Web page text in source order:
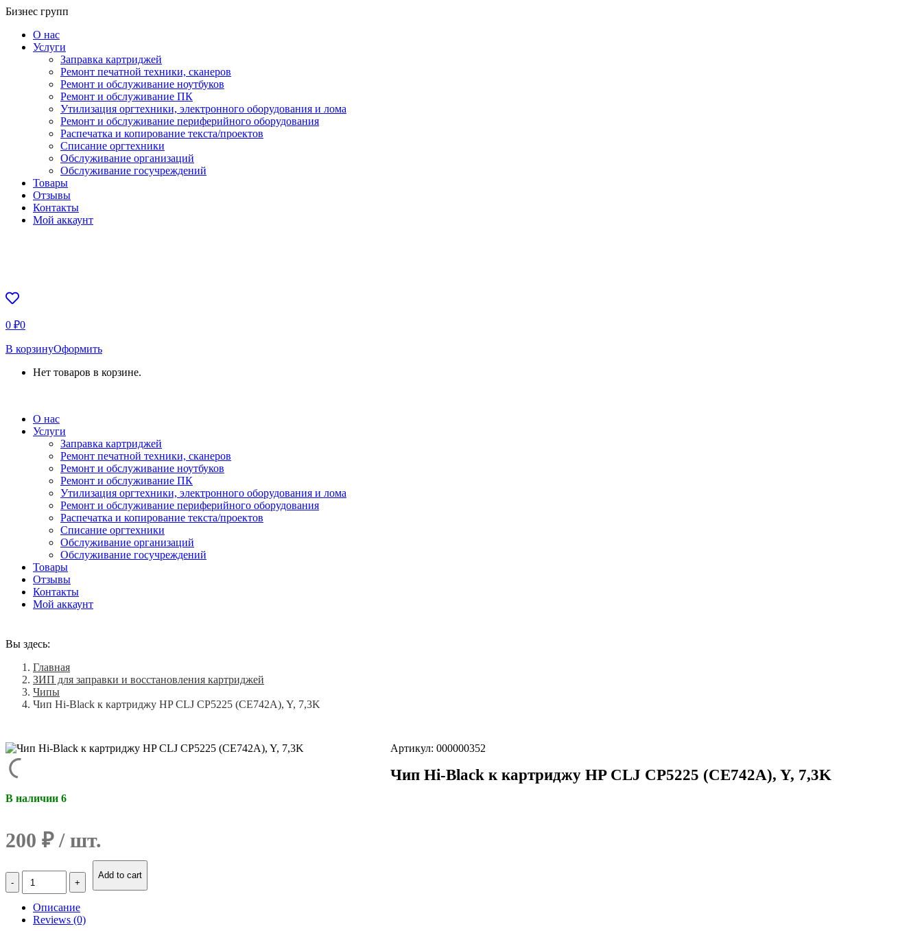
Перейти
содержанию
Бизнес групп
О нас
Услуги
Заправка картриджей
Ремонт печатной техники, сканеров
Ремонт и обслуживание ноутбуков
Ремонт и обслуживание ПК
Утилизация оргтехники, электронного оборудования и лома
Ремонт и обслуживание периферийного оборудования
Распечатка и копирование текста/проектов
Списание оргтехники
Обслуживание организаций
Обслуживание госучреждений
Товары
Отзывы
Контакты
Мой аккаунт
0 ₽0
В корзинуОформить
Нет товаров в корзине.
О нас
Услуги
Заправка картриджей
Ремонт печатной техники, сканеров
Ремонт и обслуживание ноутбуков
Ремонт и обслуживание ПК
Утилизация оргтехники, электронного оборудования и лома
Ремонт и обслуживание периферийного оборудования
Распечатка и копирование текста/проектов
Списание оргтехники
Обслуживание организаций
Обслуживание госучреждений
Товары
Отзывы
Контакты
Мой аккаунт
Вы здесь:
Главная
ЗИП для заправки и восстановления картриджей
Чипы
Чип Hi-Black к картриджу HP CLJ CP5225 (CE742A), Y, 7,3K
Артикул: 000000352
Чип Hi-Black к картриджу HP CLJ CP5225 (CE742A), Y, 7,3K
В наличии 6
200 ₽
Количество
Чип
Black
Add to cart
Описание
Reviews (0)